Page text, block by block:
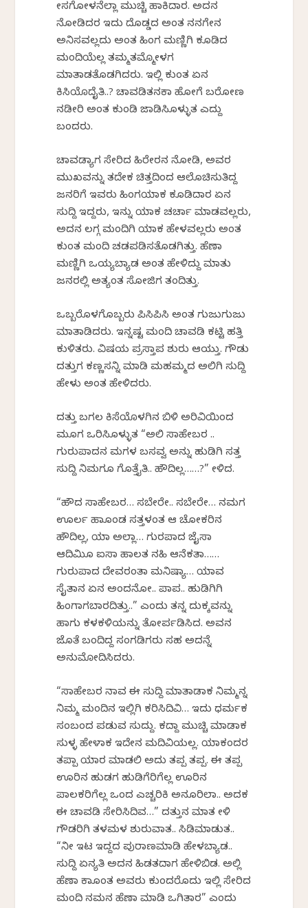
ಕೇಸಗೋಳನೆಲ್ಲಾ ಮುಚ್ಚಿ ಹಾಕಿದಾರ. ಅದನ
ನೋಡಿದರ ಇದು ದೊಡ್ಡದ ಅಂತ ನನಗೇನ
ಅನಿಸವಲ್ಲದು ಅಂತ ಹಿಂಗ ಮಣ್ಣಿಗಿ ಕೂಡಿದ
ಮಂದಿಯೆಲ್ಲ ತಮ್ಮತಮ್ಮೋಳಗ
ಮಾತಾಡತೊಡಗಿದರು. ಇಲ್ಲಿ ಕುಂತ ಏನ
ಕಿಸಿಯೊದೈತಿ..? ಚಾವಡಿತನಕಾ ಹೋಗೆ ಬರೋಣ
ನಡೀರಿ ಅಂತ ಕುಂಡಿ ಜಾಡಿಸಿಕೊಳ್ಳುತ ಎದ್ದು
ಬಂದರು.
ಚಾವಡ್ಯಾಗ ಸೇರಿದ ಹಿರೇರನ ನೋಡಿ, ಅವರ
ಮುಖವನ್ನು ತದೇಕ ಚಿತ್ತದಿಂದ ಆಲೊಚಿಸುತಿದ್ದ
ಜನರಿಗೆ ಇವರು ಹಿಂಗಯಾಕ ಕೂಡಿದಾರ ಏನ
ಸುದ್ದಿ ಇದ್ದರು, ಇನ್ನು ಯಾಕ ಚರ್ಚಾ ಮಾಡವಲ್ಲರು,
ಅದನ ಲಗ್ಗ ಮಂದಿಗಿ ಯಾಕ ಹೇಳವಲ್ಲರು ಅಂತ
ಕುಂತ ಮಂದಿ ಚಡಪಡಿಸತೊಡಗಿತ್ತು. ಹೆಣಾ
ಮಣ್ಣಿಗಿ ಒಯ್ಯಬ್ಯಾಡ ಅಂತ ಹೇಳಿದ್ದು ಮಾತು
ಜನರಲ್ಲಿ ಅತ್ಯಂತ ಸೋಜಿಗ ತಂದಿತ್ತು.
ಒಬ್ಬರೊಳಗೊಬ್ಬರು ಪಿಸಿಪಿಸಿ ಅಂತ ಗುಜುಗುಜು
ಮಾತಾಡಿದರು. ಇನ್ನಷ್ಟ ಮಂದಿ ಚಾವಡಿ ಕಟ್ಟಿ ಹತ್ತಿ
ಕುಳಿತರು. ವಿಷಯ ಪ್ರಸ್ತಾಪ ಶುರು ಆಯ್ತು. ಗೌಡು
ದತ್ತುಗ ಕಣ್ಣಸನ್ನಿ ಮಾಡಿ ಮಹಮ್ಮದ ಅಲಿಗಿ ಸುದ್ದಿ
ಹೇಳು ಅಂತ ಹೇಳಿದರು.
ದತ್ತು ಬಗಲ ಕಿಸೆಯೊಳಗಿನ ಬಿಳಿ ಅರಿವಿಯಿಂದ
ಮೂಗ ಒರಿಸಿಕೊಳ್ಳುತ “ಅಲಿ ಸಾಹೇಬರ ..
ಗುರುಪಾದನ ಮಗಳ ಬಸವ್ವ ಅನ್ನು ಹುಡಿಗಿ ಸತ್ತ
ಸುದ್ದಿ ನಿಮಗೂ ಗೊತ್ತೈತಿ.. ಹೌದಿಲ್ಲ……?” ಕೇಳಿದ.
“ಹೌದ ಸಾಹೇಬರ… ಸಬೇರೇ.. ಸಬೇರೇ… ನಮಗ
ಊರ್ಲ ಹಾಕೊಂಡ ಸತ್ತಳಂತ ಆ ಚೋಕರಿನ
ಹೌದಿಲ್ಲ, ಯಾ ಅಲ್ಲಾ… ಗುರಪಾದ ಜೈಸಾ
ಆದಿಮಿಕೊ ಐಸಾ ಹಾಲತ ನಹಿ ಆನೆಕತಾ……
ಗುರುಪಾದ ದೇವರಂತಾ ಮನಿಷ್ಯಾ… ಯಾವ
ಸೈತಾನ ಏನ ಅಂದನೋ.. ಪಾಪ.. ಹುಡಿಗಿಗಿ
ಹಿಂಗಾಗಬಾರದಿತ್ತು..” ಎಂದು ತನ್ನ ದುಕ್ಕವನ್ನು
ಹಾಗು ಕಳಕಳಿಯನ್ನು ತೋರ್ಪಡಿಸಿದ. ಅವನ
ಜೊತೆ ಬಂದಿದ್ದ ಸಂಗಡಿಗರು ಸಹ ಅದನ್ನೆ
ಅನುಮೋದಿಸಿದರು.
“ಸಾಹೇಬರ ನಾವ ಈ ಸುದ್ದಿ ಮಾತಾಡಾಕ ನಿಮ್ಮನ್ನ
ನಿಮ್ಮ ಮಂದಿನ ಇಲ್ಲಿಗಿ ಕರಿಸಿದಿವಿ… ಇದು ಧರ್ಮಕ
ಸಂಬಂದ ಪಡುವ ಸುದ್ದು. ಕದ್ದಾ ಮುಚ್ಚಿ ಮಾಡಾಕ
ಸುಳ್ಳ ಹೇಳಾಕ ಇದೇನ ಮದಿವಿಯಲ್ಲ. ಯಾಕಂದರ
ತಪ್ಪಾ ಯಾರ ಮಾಡಲಿ ಅದು ತಪ್ಪ ತಪ್ಪ. ಈ ತಪ್ಪ
ಊರಿನ ಹುಡಗ ಹುಡಿಗೆರಿಗೆಲ್ಲ ಊರಿನ
ಪಾಲಕರಿಗೆಲ್ಲ ಒಂದ ಎಚ್ಚರಿಕಿ ಅನಕೊರಿಲಾ.. ಅದಕ
ಈ ಚಾವಡಿ ಸೇರಿಸಿದಿವ…” ದತ್ತುನ ಮಾತ ಕೇಳಿ
ಗೌಡರಿಗಿ ತಳಮಳ ಶುರುವಾತ.. ಸಿಡಿಮಾಡುತ..
“ನೀ ಇಟ ಇದ್ದದ ಪುರಾಣಮಾಡಿ ಹೇಳಬ್ಯಾಡ..
ಸುದ್ದಿ ಏನ್ಯತಿ ಅದನ ಹಿಡತದಾಗ ಹೇಳಿಬಿಡ. ಅಲ್ಲಿ
ಹೆಣಾ ಕಾಕೊಂತ ಅವರು ಕುಂದರೊದು ಇಲ್ಲಿ ಸೇರಿದ
ಮಂದಿ ನಮನ ಹೆಣಾ ಮಾಡಿ ಒಗಿತಾರ” ಎಂದು